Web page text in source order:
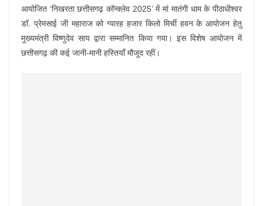
आयोजित ‘निखरता छत्तीसगढ़ कॉन्क्लेव 2025’ में मां मातंगी धाम के पीठाधीश्वर
डॉ. प्रेमसाई जी महाराज को ग्यारह हजार किलो मिर्ची हवन के आयोजन हेतु
मुख्यमंत्री विष्णुदेव साय द्वारा सम्मानित किया गया। इस विशेष आयोजन में
छत्तीसगढ़ की कई जानी-मानी हस्तियाँ मौजूद रहीं।